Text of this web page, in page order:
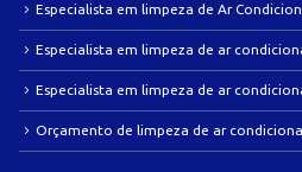
Especialista em limpeza de Ar
Especialista em limpeza de ar
Especialista em limpeza de ar
Orçamento de limpeza de ar